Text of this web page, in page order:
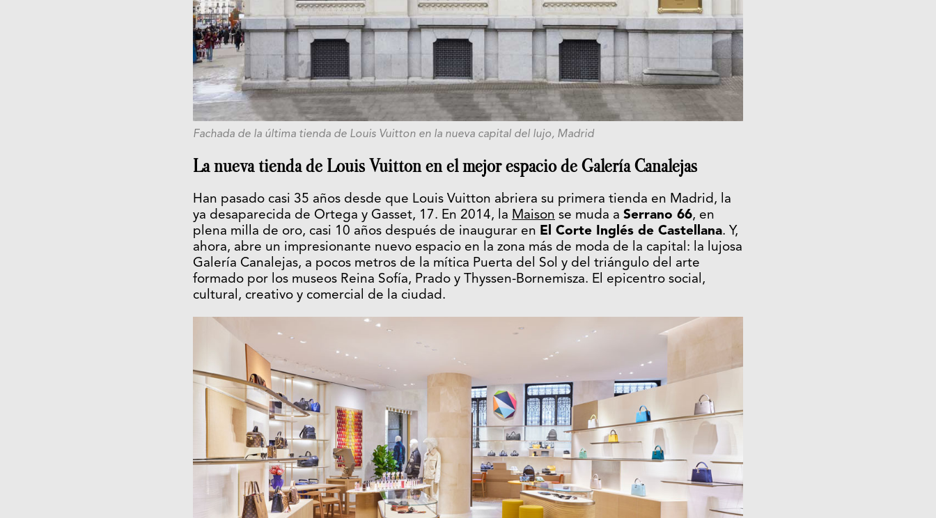
Fachada de la última tienda de Louis Vuitton en la nueva capital del lujo, Madrid
La nueva tienda de Louis Vuitton en el mejor espacio de Galería Canalejas
Han pasado casi 35 años desde que Louis Vuitton abriera su primera tienda en Madrid, la
ya desaparecida de Ortega y Gasset, 17. En 2014, la Maison se muda a Serrano 66, en
plena milla de oro, casi 10 años después de inaugurar en El Corte Inglés de Castellana. Y,
ahora, abre un impresionante nuevo espacio en la zona más de moda de la capital: la lujosa
Galería Canalejas, a pocos metros de la mítica Puerta del Sol y del triángulo del arte
formado por los museos Reina Sofía, Prado y Thyssen-Bornemisza. El epicentro social,
cultural, creativo y comercial de la ciudad.